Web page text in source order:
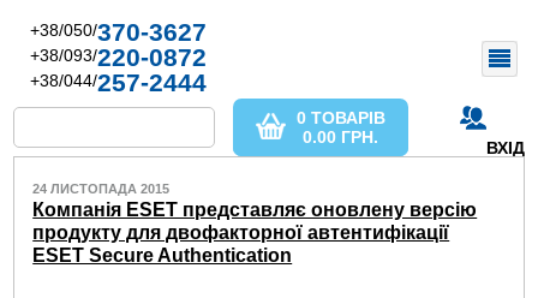
+38/050/370-3627
+38/093/220-0872
+38/044/257-2444
ВХІД
0 ТОВАРІВ
0.00 ГРН.
24 ЛИСТОПАДА 2015
Компанія ESET представляє оновлену версію
продукту для двофакторної автентифікації
ESET Secure Authentication